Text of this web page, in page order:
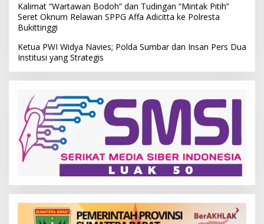
Kalimat “Wartawan Bodoh” dan Tudingan “Mintak Pitih”
Seret Oknum Relawan SPPG Affa Adicitta ke Polresta
Bukittinggi
Ketua PWI Widya Navies; Polda Sumbar dan Insan Pers Dua
Institusi yang Strategis